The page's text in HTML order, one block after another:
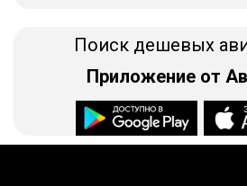
Поиск дешевых
Приложение от